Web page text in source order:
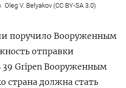
Oleg V. Belyakov (CC BY-SA 3.0)
поручило Вооруженным
отправки
39 Gripen Вооруженным
страна должна стать